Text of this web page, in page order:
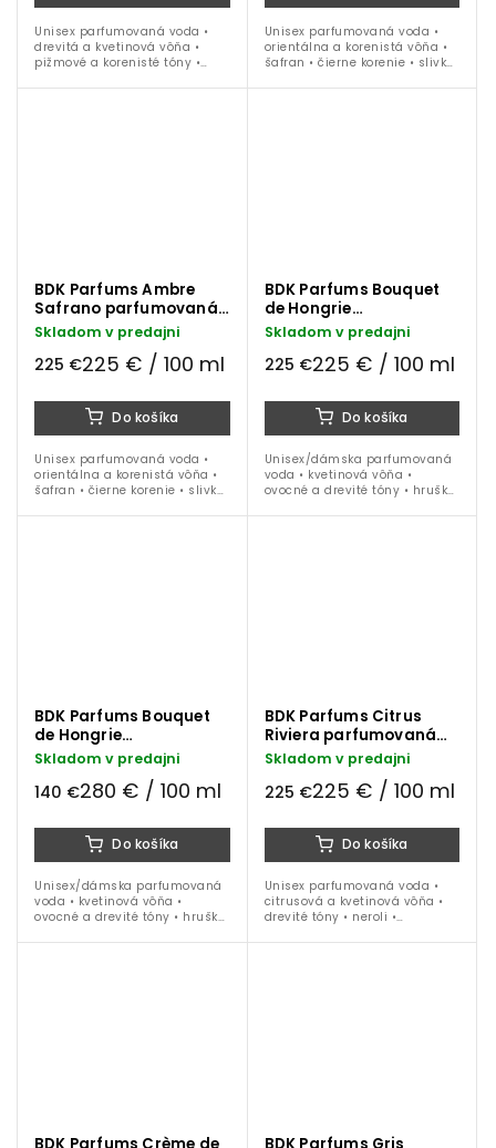
Unisex parfumovaná voda •
drevitá a kvetinová vôňa •
pižmové a korenisté tóny •
tonka • kosatec • oud • ideálna
Unisex parfumovaná voda •
orientálna a korenistá vôňa •
šafran • čierne korenie • slivka
drevo • ideálna na obdobie
BDK Parfums Ambre
Safrano parfumovaná
voda 100 ml
Skladom v predajni
225 €225 € / 100 ml
Do košíka
Unisex parfumovaná voda •
orientálna a korenistá vôňa •
šafran • čierne korenie • slivka
drevo • ideálna na obdobie
BDK Parfums Bouquet
de Hongrie
parfumovaná voda 100
Skladom v predajni
225 €225 € / 100 ml
Do košíka
Unisex/dámska parfumovaná
voda • kvetinová vôňa •
ovocné a drevité tóny • hruška
• pižmo • céder • ideálna na
BDK Parfums Bouquet
de Hongrie
parfumovaná voda 50
Skladom v predajni
140 €280 € / 100 ml
Do košíka
Unisex/dámska parfumovaná
voda • kvetinová vôňa •
ovocné a drevité tóny • hruška
• pižmo • céder • ideálna na
BDK Parfums Citrus
Riviera parfumovaná
voda 100 ml
Skladom v predajni
225 €225 € / 100 ml
Do košíka
Unisex parfumovaná voda •
citrusová a kvetinová vôňa •
drevité tóny • neroli •
eukalyptus • jazmín • pižmo •